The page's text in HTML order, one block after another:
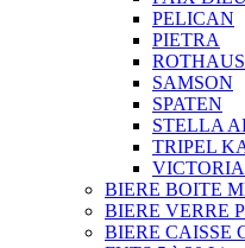
PELICAN
PIETRA
ROTHAUS
SAMSON
SPATEN
STELLA
TRIPEL
VICTORIA
BIERE BOITE
BIERE VERRE
BIERE CAISSE